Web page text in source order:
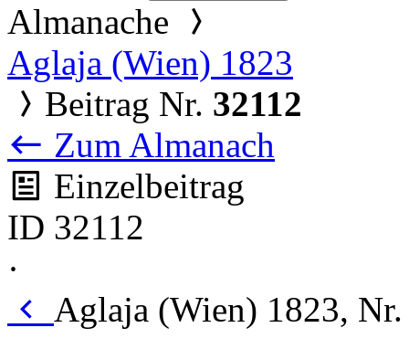
Almanache
Aglaja (Wien) 1823
Beitrag Nr. 32112
Zum Almanach
Einzelbeitrag
ID 32112
·
Aglaja (Wien) 1823,